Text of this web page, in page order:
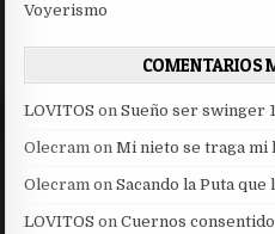
Voyerismo
COMENTARIOS
LOVITOS onSueño ser swinger
Olecram onMi nieto se traga mi
Olecram onSacando la Puta
LOVITOS onCuernos